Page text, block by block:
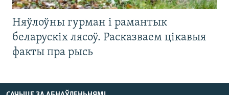
Няўлоўны гурман і рамантык
беларускіх лясоў. Расказваем цікавыя
факты пра рысь